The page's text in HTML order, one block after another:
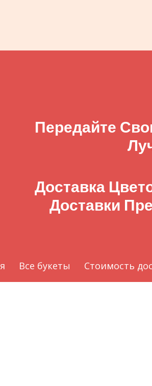
Передайте
Доставка
Доставки
Все букеты Стоимость